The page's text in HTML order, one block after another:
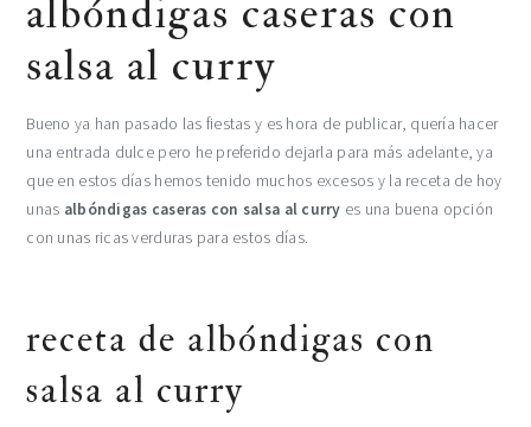
albóndigas caseras con
salsa al curry
Bueno ya han pasado las fiestas y es hora de publicar, quería hacer
una entrada dulce pero he preferido dejarla para más adelante, ya
que en estos días hemos tenido muchos excesos y la receta de hoy
unas albóndigas caseras con salsa al curry es una buena opción
con unas ricas verduras para estos días.
receta de albóndigas con
salsa al curry